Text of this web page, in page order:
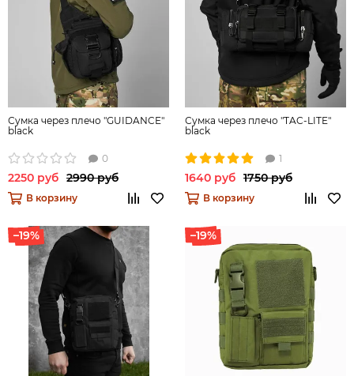
Сумка через плечо "GUIDANCE"
black
0
2250 руб 2990 руб
В корзину
Сумка через плечо "TAC-LITE"
black
1
1640 руб 1750 руб
В корзину
–19% –19%